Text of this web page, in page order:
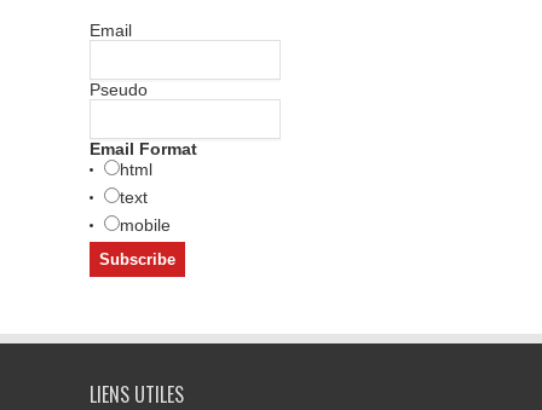
Email
Pseudo
Email Format
html
text
mobile
LIENS UTILES